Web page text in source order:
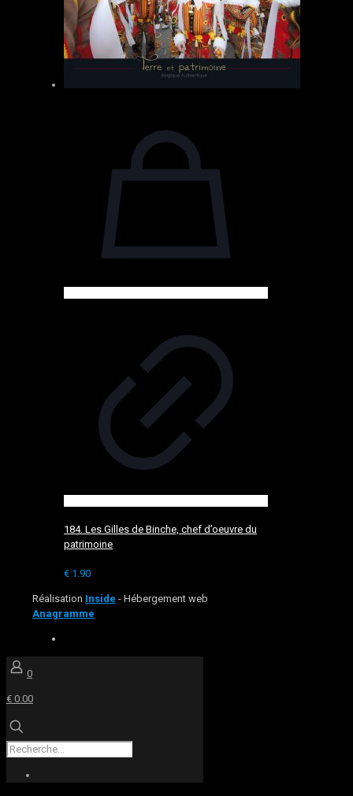
184. Les Gilles de Binche, chef d’oeuvre du
patrimoine
€ 1.90
Réalisation Inside - Hébergement web
Anagramme
0
€ 0.00